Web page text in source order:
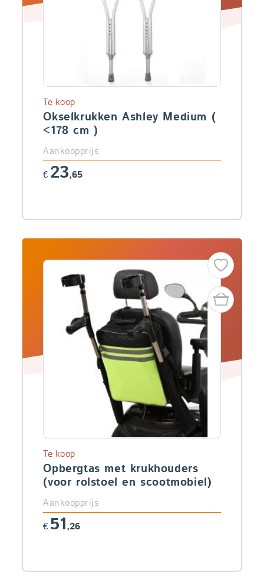
Okselkrukken Ashley Medium (
<178 cm )
Te koop
Aankoopprijs
€ 23,65
Opbergtas met krukhouders
(voor rolstoel en scootmobiel)
Te koop
Aankoopprijs
€ 51,26